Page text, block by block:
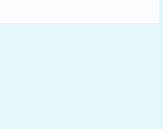
запах
аммиака, фосфатов и нитратов
и плесени
и бактерий